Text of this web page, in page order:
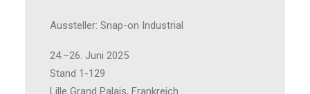
Aussteller: Snap-on Industrial
24.–26. Juni 2025
Stand 1-129
Lille Grand Palais, Frankreich